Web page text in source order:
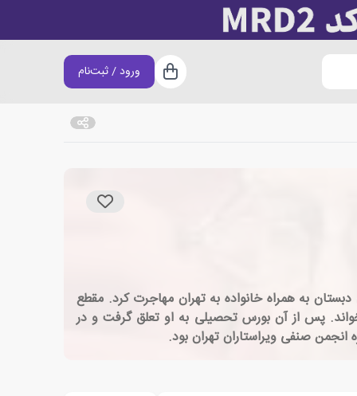
سبد خرید
ورود / ثبت‌نام
دبستان به همراه خانواده به تهران مهاجرت کرد. مقطع
پس از آن بورس تحصیلی به او تعلق گرفت و در